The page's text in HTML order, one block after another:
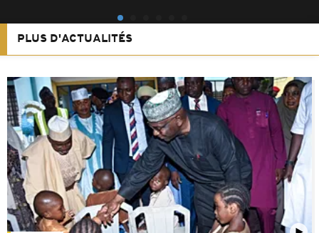
PLUS D'ACTUALITÉS